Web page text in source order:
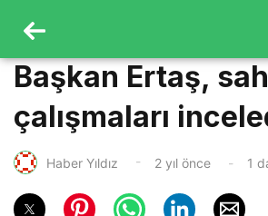
Başkan Ertaş,
çalışmaları
Haber Yıldız 2 yıl önce 1